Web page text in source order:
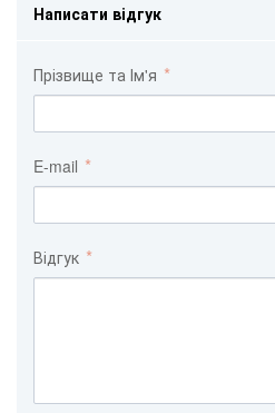
Написати відгук
Прізвище та Ім'я
E-mail
Відгук